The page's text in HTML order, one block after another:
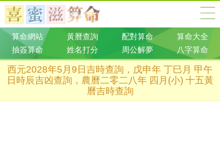
算命網站 黃曆查詢 配對算命
算命大全
抽簽算命
姓名打分 周公解夢 八字算命
西元2028年5月9日吉時查詢，戊申年 丁巳月 甲午
日時辰吉凶查詢，農曆二零二八年 四月(小) 十五黃
曆吉時查詢